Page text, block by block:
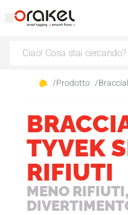
/Prodotto /
TYVEK
RIFIUTI
MENO